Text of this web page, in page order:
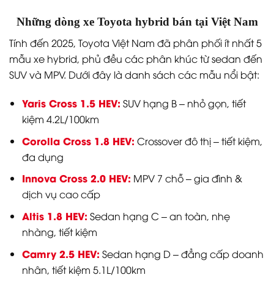
Những dòng xe Toyota hybrid bán tại Việt Nam
Tính đến 2025, Toyota Việt Nam đã phân phối ít nhất 5
mẫu xe hybrid, phủ đều các phân khúc từ sedan đến
SUV và MPV. Dưới đây là danh sách các mẫu nổi bật:
Yaris Cross 1.5 HEV: SUV hạng B – nhỏ gọn, tiết
kiệm 4.2L/100km
Corolla Cross 1.8 HEV: Crossover đô thị – tiết kiệm,
đa dụng
Innova Cross 2.0 HEV: MPV 7 chỗ – gia đình &
dịch vụ cao cấp
Altis 1.8 HEV: Sedan hạng C – an toàn, nhẹ
nhàng, tiết kiệm
Camry 2.5 HEV: Sedan hạng D – đẳng cấp doanh
nhân, tiết kiệm 5.1L/100km